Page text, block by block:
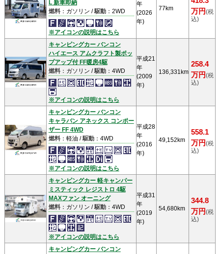
L 新車即納
燃料：ガソリン /駆動：2WD
※アイコンの説明はこちら
年
(2026
年)
77km
万円(税
込)
キャンピングカー バンコン
ハイエース アムクラフト製ポッ
プアップ付 FF暖房4駆
燃料：ガソリン /駆動：4WD
※アイコンの説明はこちら
平成21
年
(2009
年)
136,331km
258.4
万円(税
込)
キャンピングカー バンコン
キャラバン アネックス コンポー
ザー FF 4WD
燃料：軽油 /駆動：4WD
※アイコンの説明はこちら
平成28
年
(2016
年)
49,152km
558.1
万円(税
込)
キャンピングカー 軽キャンパー
ミスティック レジストロ 4駆
MAXファン オーニング
燃料：ガソリン /駆動：4WD
※アイコンの説明はこちら
平成31
年
(2019
年)
54,680km
344.8
万円(税
込)
キャンピングカー バンコン